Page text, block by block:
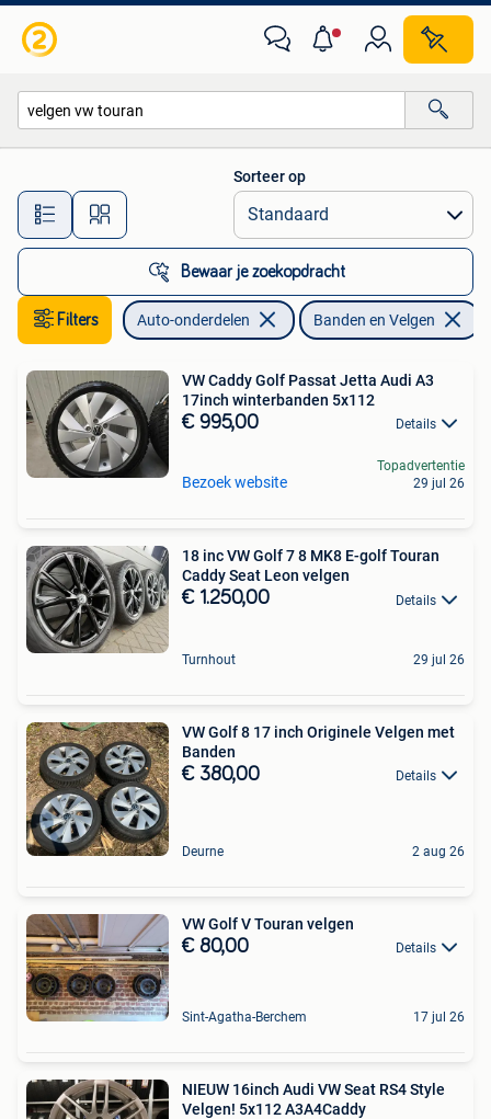
Alle afstanden…
Sorteer op
Bewaar je zoekopdracht
Filters Auto-onderdelen Banden en Velgen
VW Caddy Golf Passat Jetta Audi A3
17inch winterbanden 5x112
€ 995,00 Details
Bezoek website
Topadvertentie
29 jul 26
18 inc VW Golf 7 8 MK8 E-golf Touran
Caddy Seat Leon velgen
€ 1.250,00 Details
Turnhout 29 jul 26
VW Golf 8 17 inch Originele Velgen met
Banden
€ 380,00 Details
Deurne 2 aug 26
VW Golf V Touran velgen
€ 80,00 Details
Sint-Agatha-Berchem 17 jul 26
NIEUW 16inch Audi VW Seat RS4 Style
Velgen! 5x112 A3A4Caddy